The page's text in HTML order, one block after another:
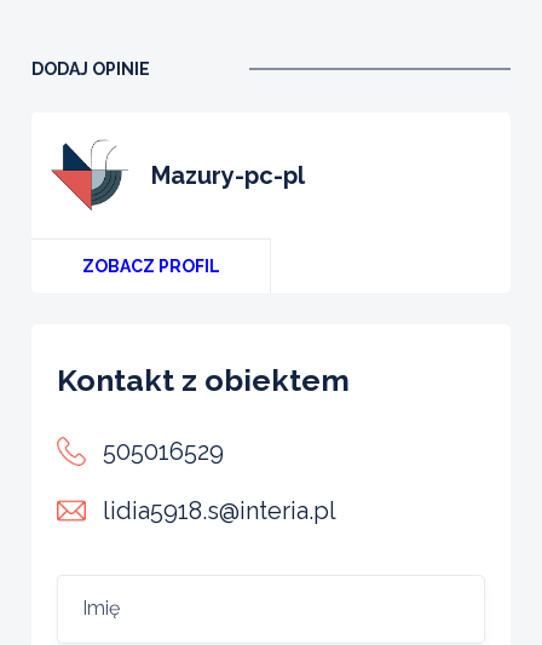
DODAJ OPINIE
mazury-pc-pl
ZOBACZ PROFIL
Kontakt z obiektem
505016529
lidia5918.s@interia.pl